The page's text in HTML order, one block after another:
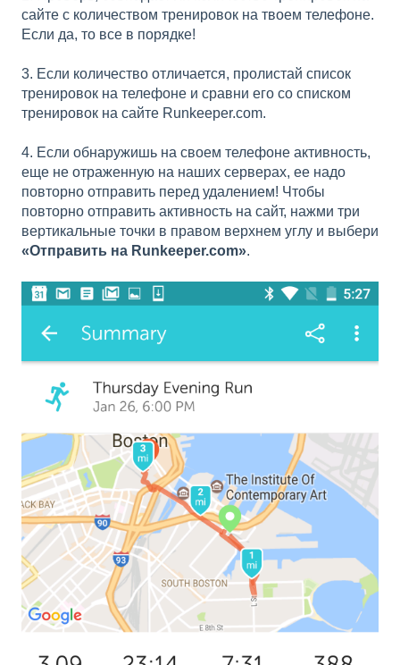
сайте с количеством тренировок на твоем телефоне.
Если да, то все в порядке!
3. Если количество отличается, пролистай список
тренировок на телефоне и сравни его со списком
тренировок на сайте Runkeeper.com.
4. Если обнаружишь на своем телефоне активность,
еще не отраженную на наших серверах, ее надо
повторно отправить перед удалением! Чтобы
повторно отправить активность на сайт, нажми три
вертикальные точки в правом верхнем углу и выбери
«Отправить на Runkeeper.com».